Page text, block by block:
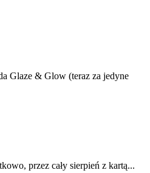
Glaze & Glow (teraz za jedyne
przez cały sierpień z kartą...